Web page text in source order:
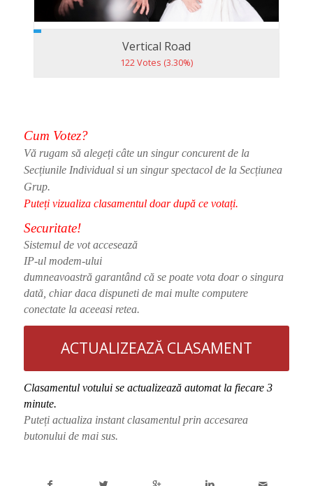
Vertical Road
122 Votes (3.30%)
Cum Votez?
Vă rugam să alegeți câte un singur concurent de la
Secțiunile Individual si un singur spectacol de la Secțiunea
Grup.
Puteți vizualiza clasamentul doar după ce votați.
Securitate!
Sistemul de vot accesează
IP-ul modem-ului
dumneavoastră garantând că se poate vota doar o singura
dată, chiar daca dispuneti de mai multe computere
conectate la aceeasi retea.
ACTUALIZEAZĂ CLASAMENT
Clasamentul votului se actualizează automat la fiecare 3
minute.
Puteți actualiza instant clasamentul prin accesarea
butonului de mai sus.